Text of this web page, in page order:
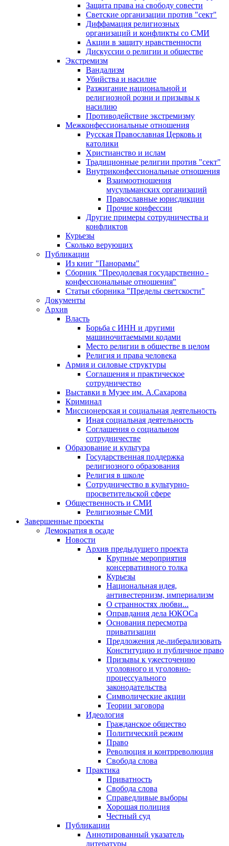
Защита права на свободу совести
Светские организации против "сект"
Диффамация религиозных
организаций и конфликты со СМИ
Акции в защиту нравственности
Дискуссии о религии и обществе
Экстремизм
Вандализм
Убийства и насилие
Разжигание национальной и
религиозной розни и призывы к
насилию
Противодействие экстремизму
Межконфессиональные отношения
Русская Православная Церковь и
католики
Христианство и ислам
Традиционные религии против "сект"
Внутриконфессиональные отношения
Взаимоотношения
мусульманских организаций
Православные юрисдикции
Прочие конфессии
Другие примеры сотрудничества и
конфликтов
Курьезы
Сколько верующих
Публикации
Из книг "Панорамы"
Сборник "Преодолевая государственно -
конфессиональные отношения"
Статьи сборника "Пределы светскости"
Документы
Архив
Власть
Борьба с ИНН и другими
машиночитаемыми кодами
Место религии в обществе в целом
Религия и права человека
Армия и силовые структуры
Соглашения и практическое
сотрудничество
Выставки в Музее им. А.Сахарова
Криминал
Миссионерская и социальная деятельность
Иная социальная деятельность
Соглашения о социальном
сотрудничестве
Образование и культура
Государственная поддержка
религиозного образования
Религия в школе
Сотрудничество в культурно-
просветительской сфере
Общественность и СМИ
Религиозные СМИ
Завершенные проекты
Демократия в осаде
Новости
Архив предыдущего проекта
Крупные мероприятия
консервативного толка
Курьезы
Национальная идея,
антивестернизм, империализм
О странностях любви...
Оправдания дела ЮКОСа
Основания пересмотра
приватизации
Предложения де-либерализовать
Конституцию и публичное право
Призывы к ужесточению
уголовного и уголовно-
процессуального
законодательства
Символические акции
Теории заговора
Идеология
Гражданское общество
Политический режим
Право
Революция и контрреволюция
Свобода слова
Практика
Приватность
Свобода слова
Справедливые выборы
Хорошая полиция
Честный суд
Публикации
Аннотированный указатель
литературы